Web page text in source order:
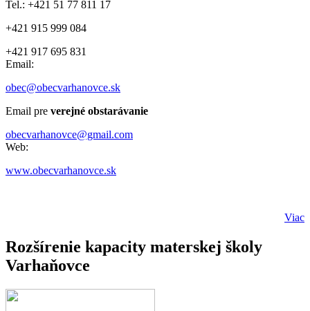
Tel.: +421 51 77 811 17
+421 915 999 084
+421 917 695 831
Email:
obec@obecvarhanovce.sk
Email pre verejné obstarávanie
obecvarhanovce@gmail.com
Web:
www.obecvarhanovce.sk
Viac
Rozšírenie kapacity materskej školy
Varhaňovce